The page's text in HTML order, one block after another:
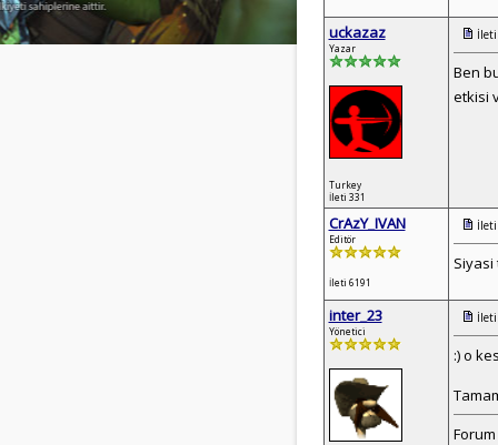
uckazaz
Yazar
Turkey
İleti 331
Ben
etkisi
CrAzY_IVAN
Editör
İleti 6191
Siyasi
inter_23
Yönetici
:) o